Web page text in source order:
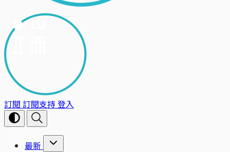
訂閱 訂閱支持登入
最新